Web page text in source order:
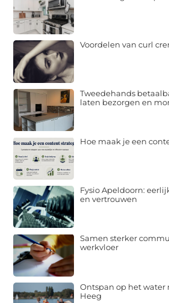
Voordelen van curl
Tweedehands
laten bezorgen en
Hoe maak je een
Fysio Apeldoorn:
en vertrouwen
Samen sterker
werkvloer
Ontspan op het water
Heeg